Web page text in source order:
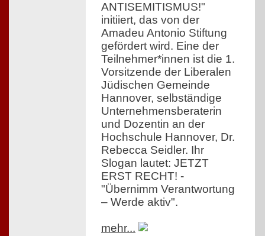
ANTISEMITISMUS!"
initiiert, das von der
Amadeu Antonio Stiftung
gefördert wird. Eine der
Teilnehmer*innen ist die 1.
Vorsitzende der Liberalen
Jüdischen Gemeinde
Hannover, selbständige
Unternehmensberaterin
und Dozentin an der
Hochschule Hannover, Dr.
Rebecca Seidler. Ihr
Slogan lautet: JETZT
ERST RECHT! -
"Übernimm Verantwortung
– Werde aktiv".
mehr...